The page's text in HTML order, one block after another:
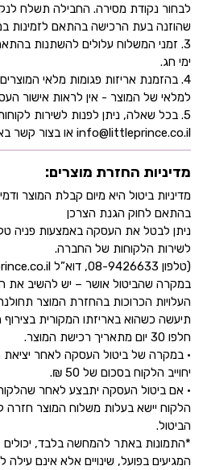
לבחור נקודת מסירה. החבילה תשלח
שהוזנה בעת הרכישה בהתאם לזמינות
3. זמני המשלוח עלולים להשתנות
ימי חג.
4. בהזמנת אריזות פגומות מלאי
למלאי של המוצר - אין לראות אישור
5. בכל שאלה, ניתן לפנות לשירות
info@littleprince.co.il או בצור קשר באתר.
מדיניות החזרת מוצרים:
בהתאם לחוק הגנת הצרכן
ניתן לבטל את העסקה באמצעות פניה
לשירות הלקוחות של החברה.
(טלפון 08-9426633, דוא”ל info@littleprince.co.il.)
במקרה שהביטול אושר – יש להשיב את
העלויות הכרוכות בהחזרת המוצר
תיעשה כשהוא באריזתו המקורית בצירוף
חלפו 30 יום מתאריך רכישת המוצר.
• במקרה של ביטול העסקה לאחר
יחוייב הלקוח בסכום של 50 ₪.
• אם ביטול העסקה יתבצע לאחר
הלקוח יישא בעלות משלוח המוצר חזרה
הביטול.
*התמונות באתר להמחשה בלבד, יכולים
המגיעים בפועל, שינויים אלא אינם עילה